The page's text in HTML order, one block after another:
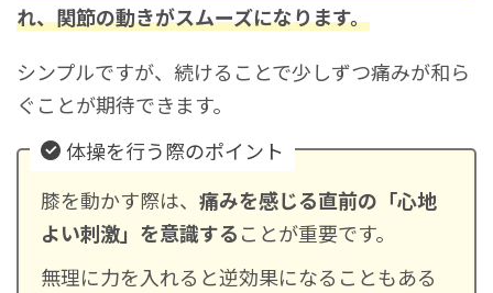
れ、関節の動きがスムーズになります。
シンプルですが、続けることで少しずつ痛みが和ら
ぐことが期待できます。
体操を行う際のポイント
膝を動かす際は、 痛みを感じる直前の「心地
よい刺激」を意識することが重要です。
無理に力を入れると逆効果になることもある